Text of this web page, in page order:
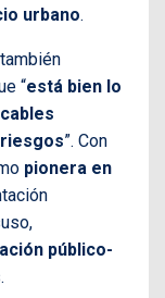
urbano.
también
“está bien lo
”. Con
pionera en
público-